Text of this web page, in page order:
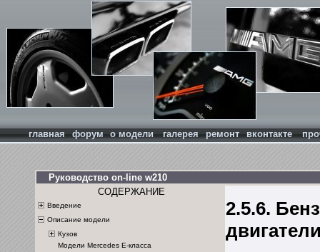
главная форум о модели галерея ремонт вконтакте
Руководство on-line w210
СОДЕРЖАНИЕ
Введение
Описание модели
Кузов
Модели Mercedes Е-класса
2.5.6.